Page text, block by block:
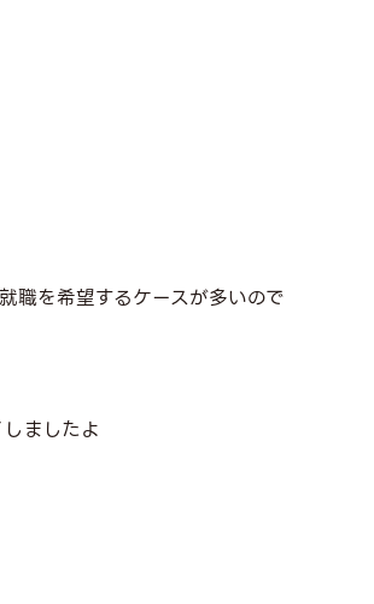
職を希望するケースが多いので
ましたよ